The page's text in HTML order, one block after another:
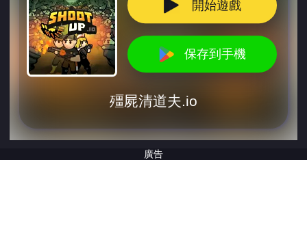
殭屍清道夫.io
開始遊戲
保存到手機
廣告